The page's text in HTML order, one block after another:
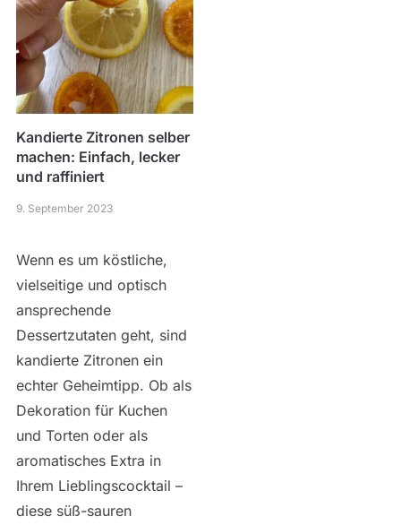
Kandierte Zitronen selber
machen: Einfach, lecker
und raffiniert
9. September 2023
Wenn es um köstliche,
vielseitige und optisch
ansprechende
Dessertzutaten geht, sind
kandierte Zitronen ein
echter Geheimtipp. Ob als
Dekoration für Kuchen
und Torten oder als
aromatisches Extra in
Ihrem Lieblingscocktail –
diese süß-sauren